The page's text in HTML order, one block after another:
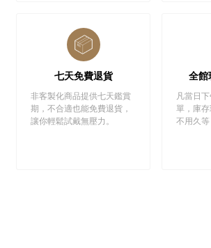
七天免費退貨
非客製化商品提供七天鑑賞
期，不合適也能免費退貨，
讓你輕鬆試戴無壓力。
全館
凡當日
單，庫存
不用久等